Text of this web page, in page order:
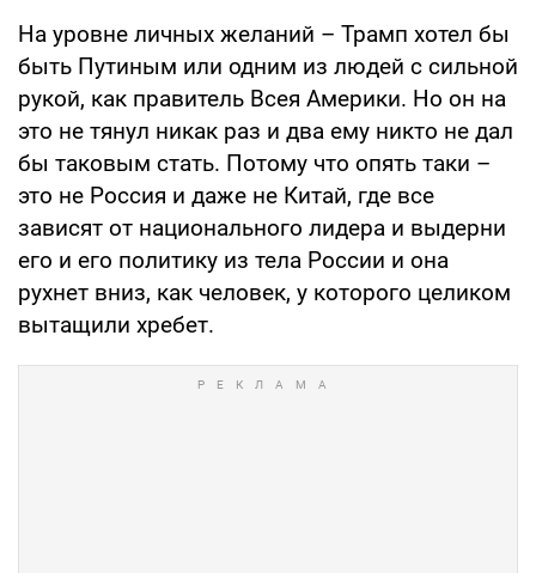
На уровне личных желаний – Трамп хотел бы
быть Путиным или одним из людей с сильной
рукой, как правитель Всея Америки. Но он на
это не тянул никак раз и два ему никто не дал
бы таковым стать. Потому что опять таки –
это не Россия и даже не Китай, где все
зависят от национального лидера и выдерни
его и его политику из тела России и она
рухнет вниз, как человек, у которого целиком
вытащили хребет.